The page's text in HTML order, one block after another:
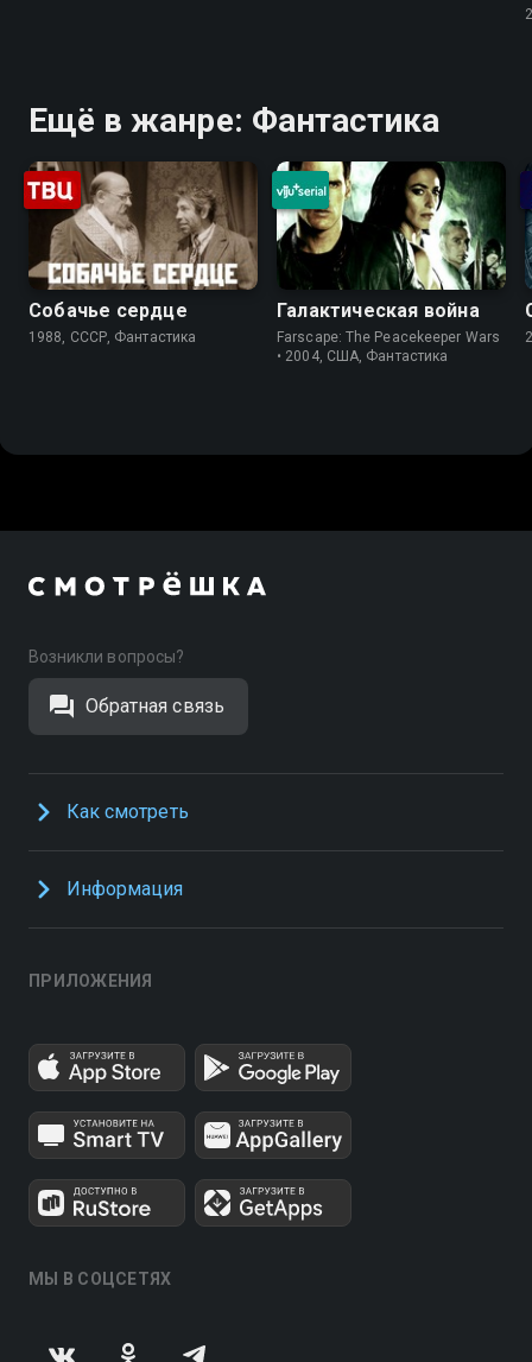
Ещё в жанре: Фантастика
Собачье сердце
1988, СССР, Фантастика
Галактическая война
Farscape: The Peacekeeper Wars
• 2004, США, Фантастика
Возникли вопросы?
Обратная связь
Как смотреть
Информация
ПРИЛОЖЕНИЯ
МЫ В СОЦСЕТЯХ